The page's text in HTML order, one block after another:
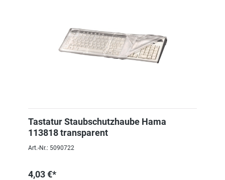
Tastatur Staubschutzhaube Hama
113818 transparent
Art.-Nr.: 5090722
4,03 €*